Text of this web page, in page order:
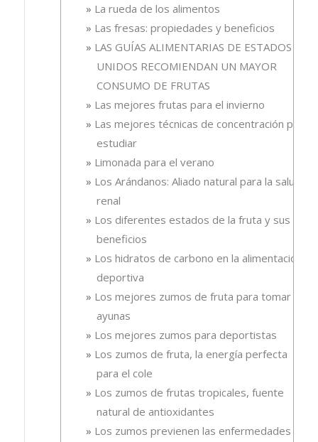
La rueda de los alimentos
Las fresas: propiedades y beneficios
LAS GUÍAS ALIMENTARIAS DE ESTADOS
UNIDOS RECOMIENDAN UN MAYOR
CONSUMO DE FRUTAS
Las mejores frutas para el invierno
Las mejores técnicas de concentración para
estudiar
Limonada para el verano
Los Arándanos: Aliado natural para la salud
renal
Los diferentes estados de la fruta y sus
beneficios
Los hidratos de carbono en la alimentación
deportiva
Los mejores zumos de fruta para tomar en
ayunas
Los mejores zumos para deportistas
Los zumos de fruta, la energía perfecta
para el cole
Los zumos de frutas tropicales, fuente
natural de antioxidantes
Los zumos previenen las enfermedades